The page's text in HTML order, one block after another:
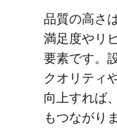
品質の​高さ
満足度やリ
要素です。​
クオリティ
向上すれば、
もつながり